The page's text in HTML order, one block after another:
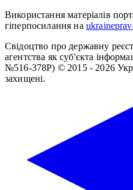
Використання матеріалів
гіперпосилання на
Свідоцтво про державну
агентства як суб'єкта
№516-378Р) © 2015 - 2026
захищені.